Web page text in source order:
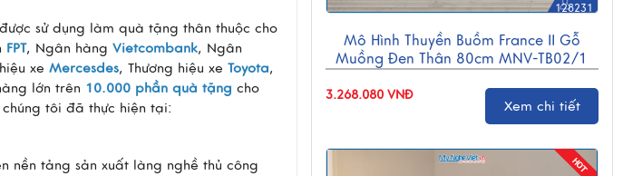
sử dụng làm quà tặng thân thuộc cho
FPT, Ngân hàng Vietcombank, Ngân
xe Mercesdes, Thương hiệu xe Toyota,
lớn trên 10.000 phần quà tặng cho
tôi đã thực hiện tại:
nền tảng sản xuất làng nghề thủ công
128231
Mô Hình Thuyền Buồm France II Gỗ
Muồng Đen Thân 80cm MNV-TB02/1
3.268.080 VNĐ
Xem chi tiết